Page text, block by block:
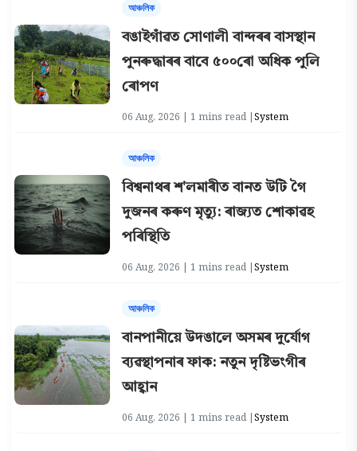
আঞ্চলিক
বঙাইগাঁৱত সোণালী বান্দৰৰ বাসস্থান
পুনৰুদ্ধাৰৰ বাবে ৫০০ৰো অধিক পুলি
ৰোপণ
06 Aug, 2026 | 1 mins read |System
আঞ্চলিক
বিশ্বনাথৰ শ'লমাৰীত বানত উটি গৈ
দুজনৰ কৰুণ মৃত্যু: ৰাজ্যত শোকাৱহ
পৰিস্থিতি
06 Aug, 2026 | 1 mins read |System
আঞ্চলিক
বানপানীয়ে উদঙালে অসমৰ দুৰ্যোগ
ব্যৱস্থাপনাৰ ফাক: নতুন দৃষ্টিভংগীৰ
আহ্বান
06 Aug, 2026 | 1 mins read |System